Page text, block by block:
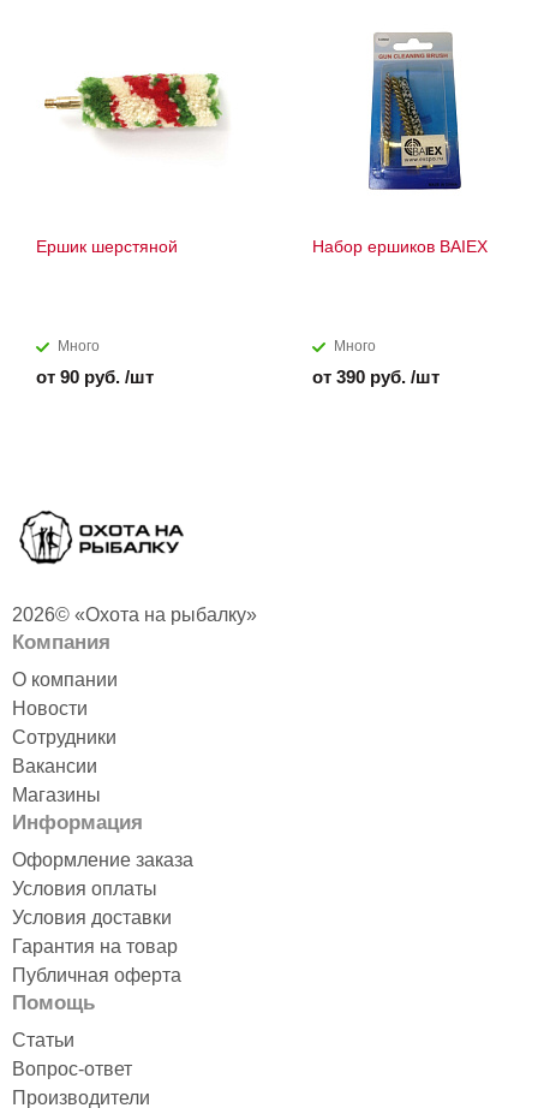
Ершик шерстяной
Много
от 90 руб. /шт
Набор ершиков BAIEX
Много
от 390 руб. /шт
2026© «Охота на рыбалку»
Компания
О компании
Новости
Сотрудники
Вакансии
Магазины
Информация
Оформление заказа
Условия оплаты
Условия доставки
Гарантия на товар
Публичная оферта
Помощь
Статьи
Вопрос-ответ
Производители